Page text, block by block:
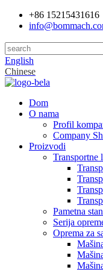
+86 15215431616
English
Chinese
Dom
O nama
Profil
Company
Proizvodi
Transportne
Pametna
Serija
Oprema za